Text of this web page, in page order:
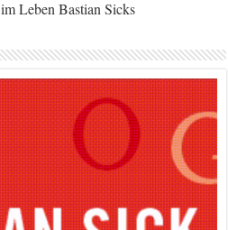
Leben Bastian Sicks